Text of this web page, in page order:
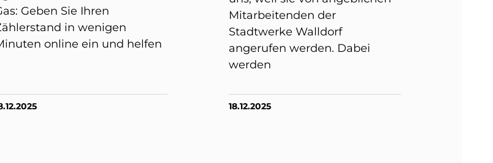
Geben Sie Ihren
in wenigen
online ein und helfen
Mitarbeitenden der
Stadtwerke Walldorf
angerufen werden. Dabei
werden
18.12.2025